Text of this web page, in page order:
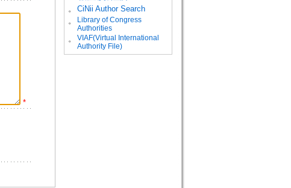
*
。
CiNii Author Search
。
Library of Congress
Authorities
。
VIAF(Virtual International
Authority File)